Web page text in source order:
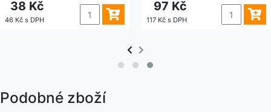
38 Kč
46 Kč s DPH
97 Kč
117 Kč s DPH
Podobné zboží